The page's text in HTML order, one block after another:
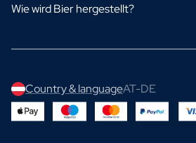
Wie wird Bier hergestellt?
Country & languageAT-DE